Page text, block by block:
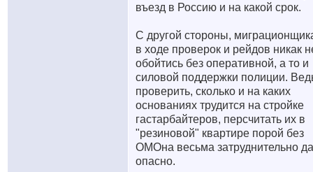
въезд в Россию и на какой срок.
С другой стороны,
в ходе проверок и рейдов никак
обойтись без оперативной, а то и
силовой поддержки полиции.
проверить, сколько и на каких
основаниях трудится на стройке
гастарбайтеров, персчитать их в
"резиновой" квартире порой без
ОМОна весьма затруднительно
опасно.